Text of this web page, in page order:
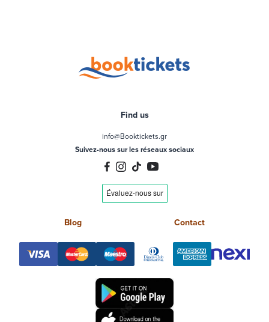
Find us
info@Booktickets.gr
Suivez-nous sur les réseaux sociaux
Blog Contact